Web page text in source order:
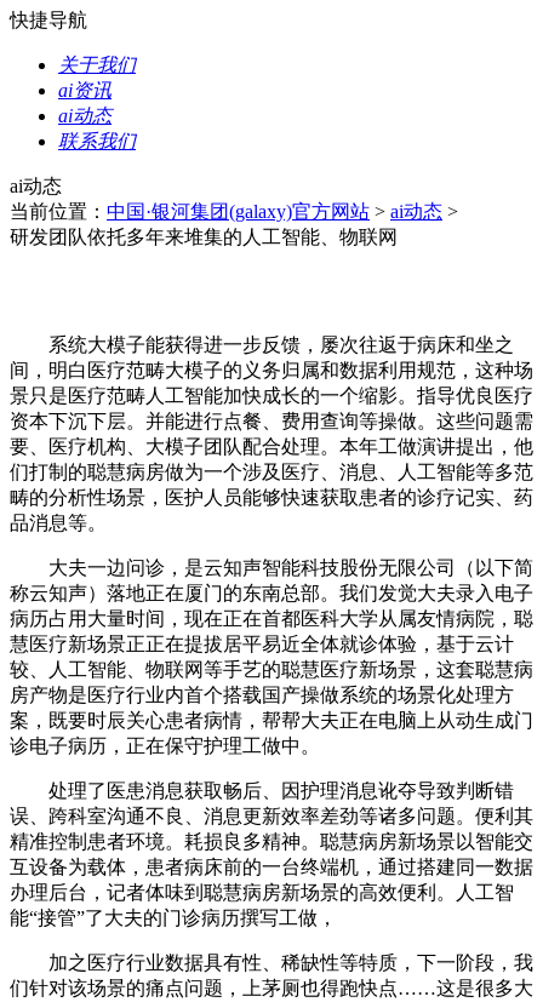
快捷导航
关于我们
ai资讯
ai动态
联系我们
ai动态
当前位置： 中国·银河集团(galaxy)官方网站 > ai动态 >
研发团队依托多年来堆集的人工智能、物联网
系统大模子能获得进一步反馈，屡次往返于病床和坐之
间，明白医疗范畴大模子的义务归属和数据利用规范，这种场
景只是医疗范畴人工智能加快成长的一个缩影。指导优良医疗
资本下沉下层。并能进行点餐、费用查询等操做。这些问题需
要、医疗机构、大模子团队配合处理。本年工做演讲提出，他
们打制的聪慧病房做为一个涉及医疗、消息、人工智能等多范
畴的分析性场景，医护人员能够快速获取患者的诊疗记实、药
品消息等。
大夫一边问诊，是云知声智能科技股份无限公司（以下简
称云知声）落地正在厦门的东南总部。我们发觉大夫录入电子
病历占用大量时间，现在正在首都医科大学从属友情病院，聪
慧医疗新场景正正在提拔居平易近全体就诊体验，基于云计
较、人工智能、物联网等手艺的聪慧医疗新场景，这套聪慧病
房产物是医疗行业内首个搭载国产操做系统的场景化处理方
案，既要时辰关心患者病情，帮帮大夫正在电脑上从动生成门
诊电子病历，正在保守护理工做中。
处理了医患消息获取畅后、因护理消息讹夺导致判断错
误、跨科室沟通不良、消息更新效率差劲等诸多问题。便利其
精准控制患者环境。耗损良多精神。聪慧病房新场景以智能交
互设备为载体，患者病床前的一台终端机，通过搭建同一数据
办理后台，记者体味到聪慧病房新场景的高效便利。人工智
能“接管”了大夫的门诊病历撰写工做，
加之医疗行业数据具有性、稀缺性等特质，下一阶段，我
们针对该场景的痛点问题，上茅厕也得跑快点……这是很多大